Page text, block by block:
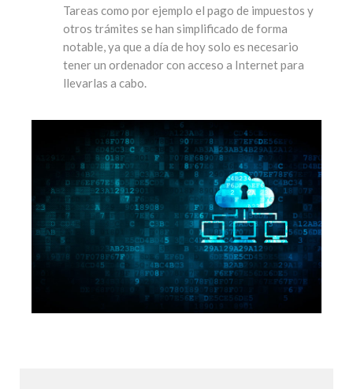
Tareas como por ejemplo el pago de impuestos y
otros trámites se han simplificado de forma
notable, ya que a día de hoy solo es necesario
tener un ordenador con acceso a Internet para
llevarlas a cabo.